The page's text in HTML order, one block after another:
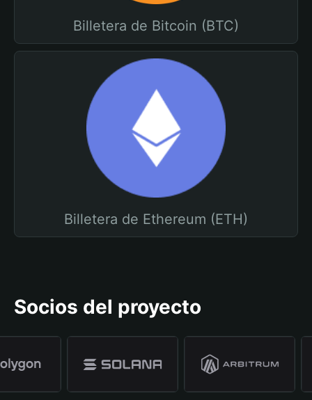
Billetera de Bitcoin (BTC)
Billetera de Ethereum (ETH)
Socios del proyecto